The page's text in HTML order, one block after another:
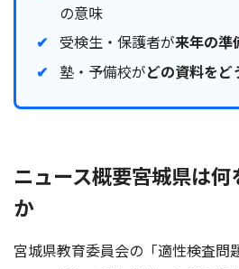
の意味
受検生・保護者が来年の準
塾・予備校がどの資料を
ニュース概要――宮城県は
か
宮城県教育委員会の「適性検査問